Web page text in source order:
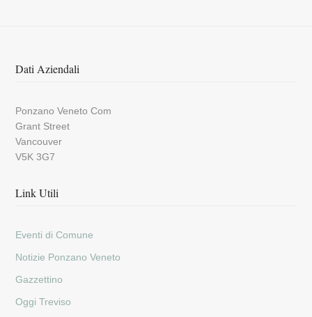
Dati Aziendali
Ponzano Veneto Com
Grant Street
Vancouver
V5K 3G7
Link Utili
Eventi di Comune
Notizie Ponzano Veneto
Gazzettino
Oggi Treviso